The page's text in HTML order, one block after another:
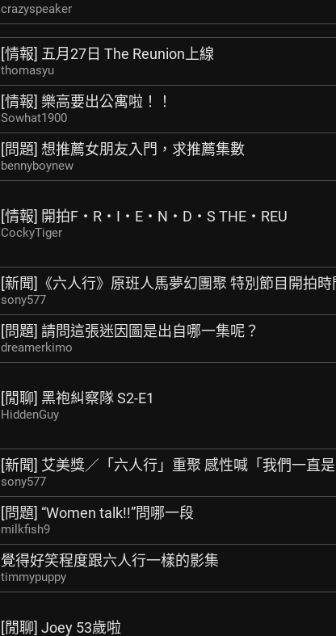
crazyspeaker
[情報] 五月27日 The Reunion上線
thomasyu
[情報] 樂高要出公寓啦！！
Sowhat1900
[問題] 想推薦女朋友入門，求推薦集數
bennyboynew
[情報] 開拍F‧R‧I‧E‧N‧D‧S THE‧REU
CockyTiger
[新聞]《六人行》原班人馬夢幻團聚 特別節目開拍時
sony577
[問題] 請問這張迷因圖是出自哪一集呢？
dreamerkimo
[閒聊] 黑袍糾察隊 S2-E1
HiddenGuy
[新聞] 艾美獎／「六人行」重聚 感性喊「我們一直是
sony577
[問題] “Women talk!!”問哪一段
milkfish9
覺得好笑程度跟六人行一樣的影集
timmypuppy
[閒聊] Joey 53歲啦